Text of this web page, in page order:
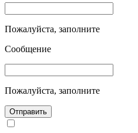
Пожалуйста, заполните
Сообщение
Пожалуйста, заполните
Отправить